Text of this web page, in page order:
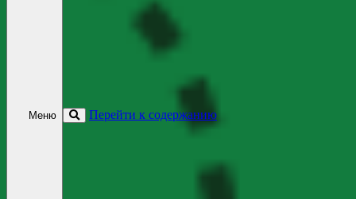
Меню Перейти к содержанию